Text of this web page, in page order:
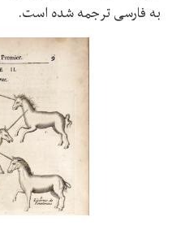
به فارسی ترجمه شده است.